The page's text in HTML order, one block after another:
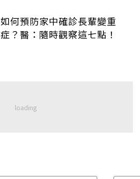
如何預防家中確診長輩變重
症？醫：隨時觀察這七點！